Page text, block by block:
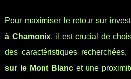
Pour maximiser le retour sur
à Chamonix, il est crucial de
des caractéristiques
sur le Mont Blanc et une